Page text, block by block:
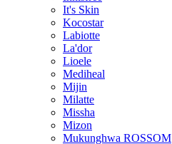
It's Skin
Kocostar
Labiotte
La'dor
Lioele
Mediheal
Mijin
Milatte
Missha
Mizon
Mukunghwa ROSSOM